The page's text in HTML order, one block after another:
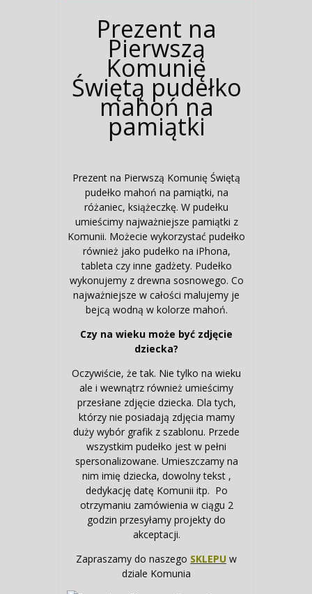
Prezent na
Pierwszą
Komunię
Świętą pudełko
mahoń na
pamiątki
Prezent na Pierwszą Komunię Świętą
pudełko mahoń na pamiątki, na
różaniec, książeczkę. W pudełku
umieścimy najważniejsze pamiątki z
Komunii. Możecie wykorzystać pudełko
również jako pudełko na iPhona,
tableta czy inne gadżety. Pudełko
wykonujemy z drewna sosnowego. Co
najważniejsze w całości malujemy je
bejcą wodną w kolorze mahoń.
Czy na wieku może być zdjęcie
dziecka?
Oczywiście, że tak. Nie tylko na wieku
ale i wewnątrz również umieścimy
przesłane zdjęcie dziecka. Dla tych,
którzy nie posiadają zdjęcia mamy
duży wybór grafik z szablonu. Przede
wszystkim pudełko jest w pełni
spersonalizowane. Umieszczamy na
nim imię dziecka, dowolny tekst ,
dedykację datę Komunii itp. Po
otrzymaniu zamówienia w ciągu 2
godzin przesyłamy projekty do
akceptacji.
Zapraszamy do naszego SKLEPU w
dziale Komunia